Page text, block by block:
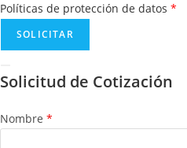
Políticas de protección de datos *
Solicitud de Cotización
Nombre *